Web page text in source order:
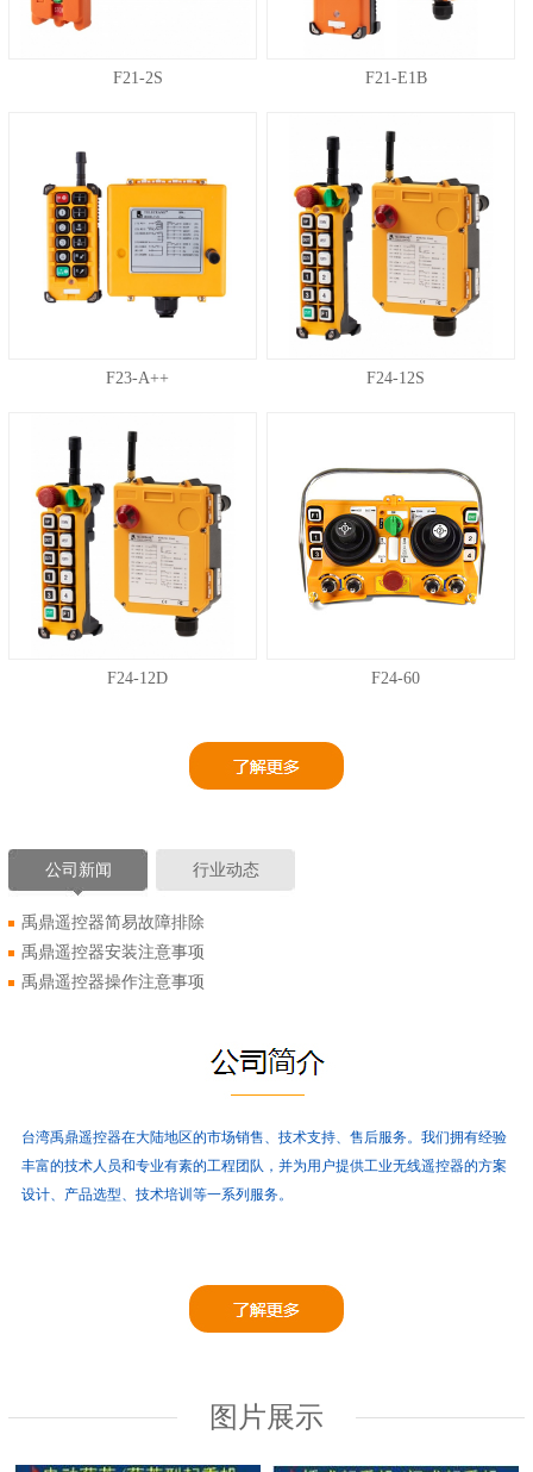
F21-2S F21-E1B
F23-A++ F24-12S
F24-12D F24-60
公司新闻 行业动态
禹鼎遥控器简易故障排除
禹鼎遥控器安装注意事项
禹鼎遥控器操作注意事项
台湾禹鼎遥控器在大陆地区的市场销售、技术支持、售后服务。 我们拥有经验
丰富的技术人员和专业有素的工程团队，并为用户提供工业无线遥控器的方案
设计、产品选型、技术培训等一系列服务。
图片展示